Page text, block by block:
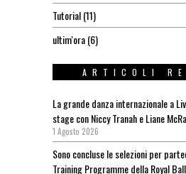
Tutorial(11)
ultim'ora(6)
ARTICOLI
La grande danza internazionale a
stage con Niccy Tranah e Liane
1 Agosto 2026
Sono concluse le selezioni per
Training Programme della Royal